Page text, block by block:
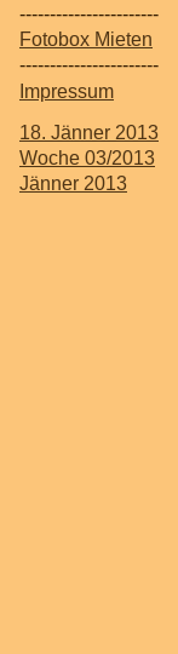
-----------------------
Fotobox Mieten
-----------------------
Impressum
18. Jänner 2013
Woche 03/2013
Jänner 2013